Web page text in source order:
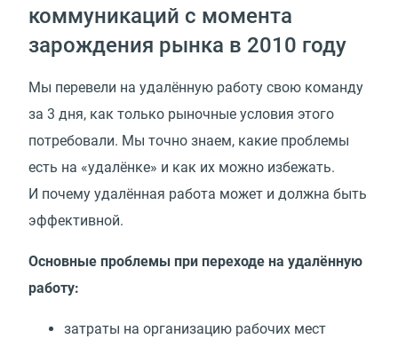
коммуникаций с момента
зарождения рынка в 2010 году
Мы перевели на удалённую работу свою команду
за 3 дня, как только рыночные условия этого
потребовали. Мы точно знаем, какие проблемы
есть на «удалёнке» и как их можно избежать.
И почему удалённая работа может и должна быть
эффективной.
Основные проблемы при переходе на удалённую
работу:
затраты на организацию рабочих мест